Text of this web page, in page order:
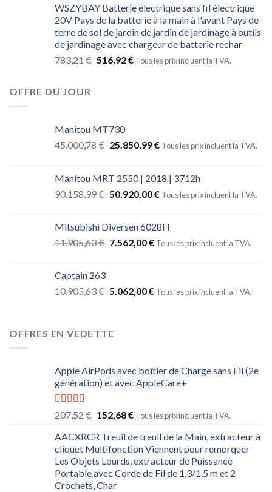
WSZYBAY Batterie électrique sans fil électrique
20V Pays de la batterie à la main à l'avant Pays de
terre de sol de jardin de jardin de jardinage à outils
de jardinage avec chargeur de batterie rechar
783,21€ 516,92€ Tous les prix incluent la TVA.
OFFRE DU JOUR
Manitou MT730
45.000,78€ 25.850,99€ Tous les prix incluent la TVA.
Manitou MRT 2550 | 2018 | 3712h
90.158,99€ 50.920,00€ Tous les prix incluent la TVA.
Mitsubishi Diversen 6028H
11.905,63€ 7.562,00€ Tous les prix incluent la TVA.
Captain 263
10.905,63€ 5.062,00€ Tous les prix incluent la TVA.
OFFRES EN VEDETTE
Apple AirPods avec boîtier de Charge sans Fil (2e
génération) et avec AppleCare+
Note5.00
sur 5
207,52€ 152,68€ Tous les prix incluent la TVA.
AACXRCR Treuil de treuil de la Main, extracteur à
cliquet Multifonction Viennent pour remorquer
Les Objets Lourds, extracteur de Puissance
Portable avec Corde de Fil de 1,3/1,5 m et 2
Crochets, Char